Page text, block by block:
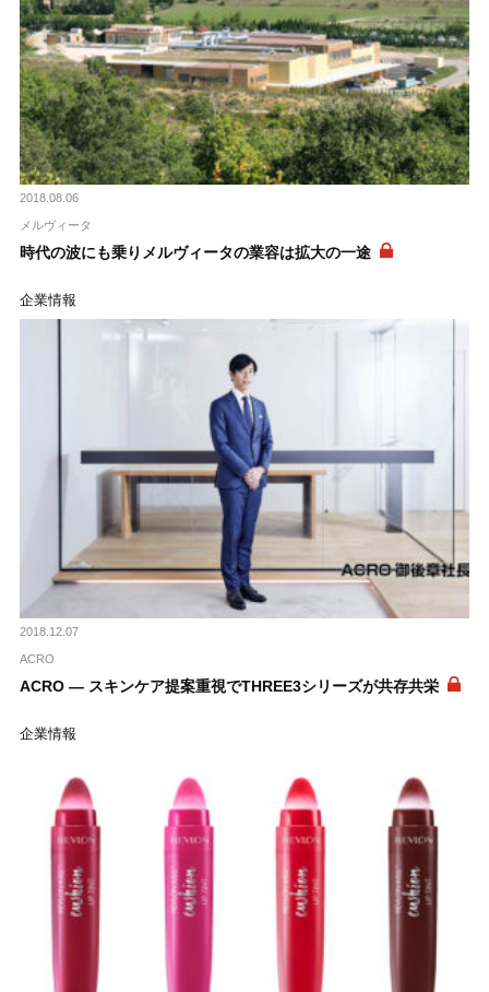
2018.08.06
メルヴィータ
時代の波にも乗りメルヴィータの業容は拡大の一途
企業情報
2018.12.07
ACRO
ACRO ― スキンケア提案重視でTHREE3シリーズが共存共栄
企業情報